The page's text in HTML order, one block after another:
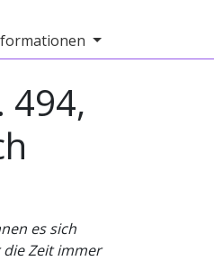
494,
es sich
Zeit immer